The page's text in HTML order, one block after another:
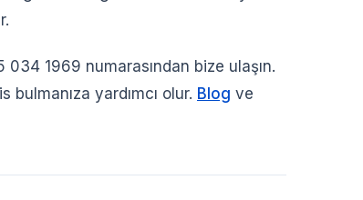
1969 numarasından bize ulaşın.
bulmanıza yardımcı olur. Blog ve